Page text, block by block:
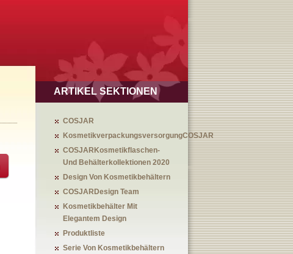
ARTIKEL SEKTIONEN
COSJAR
KosmetikverpackungsversorgungCOSJAR
COSJARKosmetikflaschen-
Und Behälterkollektionen 2020
Design Von Kosmetikbehältern
COSJARDesign Team
Kosmetikbehälter Mit
Elegantem Design
Produktliste
Serie Von Kosmetikbehältern